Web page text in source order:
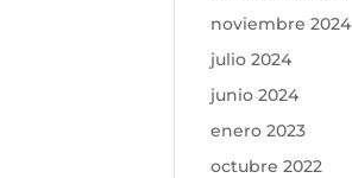
noviembre 2024
julio 2024
junio 2024
enero 2023
octubre 2022